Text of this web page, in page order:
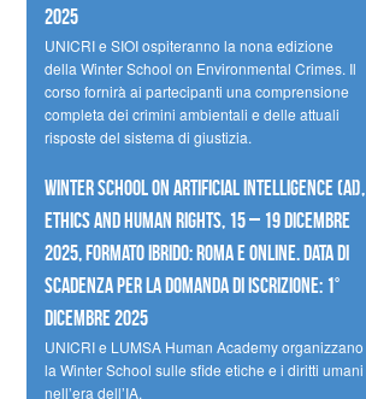
2025
UNICRI e SIOI ospiteranno la nona edizione
della Winter School on Environmental Crimes. Il
corso fornirà ai partecipanti una comprensione
completa dei crimini ambientali e delle attuali
risposte del sistema di giustizia.
Winter School on Artificial Intelligence (AI),
Ethics and Human Rights, 15 – 19 dicembre
2025, Formato Ibrido: Roma e online. Data di
scadenza per la domanda di iscrizione: 1°
dicembre 2025
UNICRI e LUMSA Human Academy organizzano
la Winter School sulle sfide etiche e i diritti umani
nell’era dell’IA.